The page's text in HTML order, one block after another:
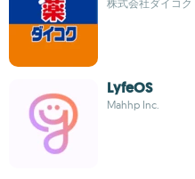
株式会社ダイコク
LyfeOS
Mahhp Inc.